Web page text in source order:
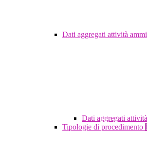
Dati aggregati attività
Dati aggregati
Tipologie di procedimento 1